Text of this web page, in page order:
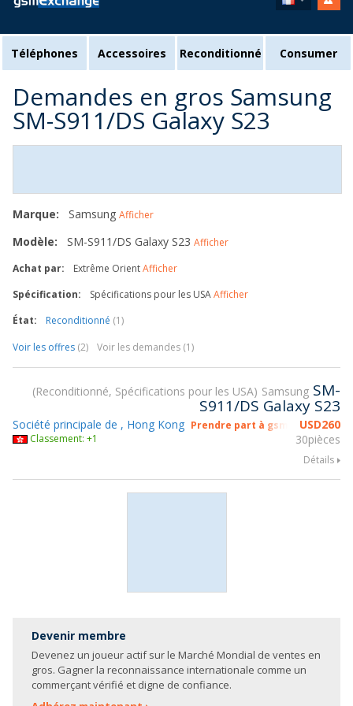
Téléphones Accessoires Reconditionné Consumer
Demandes en gros Samsung
SM-S911/DS Galaxy S23
Marque: Samsung Afficher
Modèle: SM-S911/DS Galaxy S23 Afficher
Achat par:
Extrême OrientAfficher
Spécification:
Spécifications pour les USAAfficher
État:
Reconditionné (1)
Voir les offres (2) Voir les demandes (1)
Reconditionné, Spécifications pour les USA Samsung SM-
S911/DS Galaxy S23
USD260
30pièces
Société principale de , Hong Kong Prendre part à gsmX Hong Kong
Classement: +1
Détails
Devenir membre
Devenez un joueur actif sur le Marché Mondial de ventes en
gros. Gagner la reconnaissance internationale comme un
commerçant vérifié et digne de confiance.